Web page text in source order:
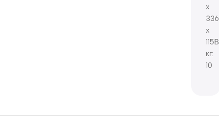
х
336
х
кг:
10